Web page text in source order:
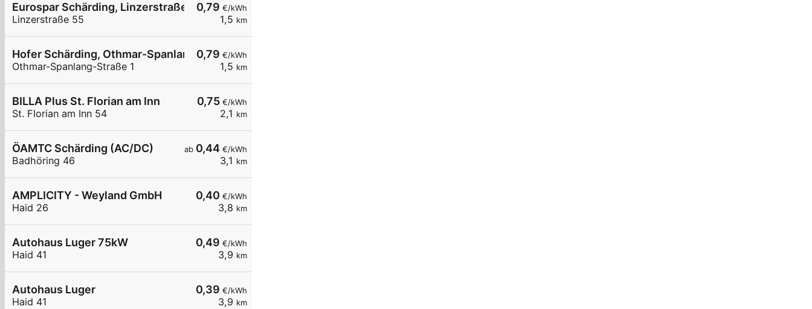
0,79 €/kWh
1,5 km
Eurospar Schärding, Linzerstraße 55 02
Linzerstraße 55
0,79 €/kWh
1,5 km
Hofer Schärding, Othmar-Spanlang-Straße 1, 01
Othmar-Spanlang-Straße 1
0,75€/kWh
2,1 km
BILLA Plus St. Florian am Inn
St. Florian am Inn 54
ab 0,44€/kWh
3,1 km
ÖAMTC Schärding (AC/DC)
Badhöring 46
0,40 €/kWh
3,8 km
AMPLICITY - Weyland GmbH
Haid 26
0,49 €/kWh
3,9 km
Autohaus Luger 75kW
Haid 41
0,39 €/kWh
3,9 km
Autohaus Luger
Haid 41